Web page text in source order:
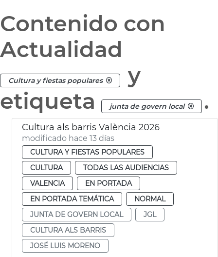
Contenido con
Actualidad
Cultura y fiestas populares
y
etiqueta
junta de govern local .
Cultura als barris València 2026
modificado hace 13 días
CULTURA Y FIESTAS POPULARES
CULTURA
TODAS LAS AUDIENCIAS
VALENCIA
EN PORTADA
EN PORTADA TEMÁTICA
NORMAL
JUNTA DE GOVERN LOCAL
JGL
CULTURA ALS BARRIS
JOSÉ LUIS MORENO